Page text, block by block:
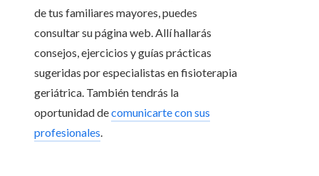
de tus familiares mayores, puedes
consultar su página web. Allí hallarás
consejos, ejercicios y guías prácticas
sugeridas por especialistas en fisioterapia
geriátrica. También tendrás la
oportunidad decomunicarte con sus
profesionales.